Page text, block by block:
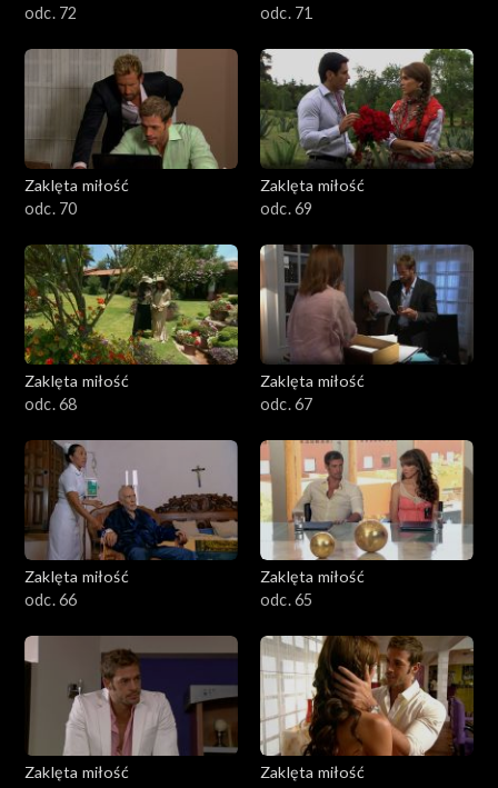
odc. 72
odc. 71
Zaklęta miłość
odc. 70
Zaklęta miłość
odc. 69
Zaklęta miłość
odc. 68
Zaklęta miłość
odc. 67
Zaklęta miłość
odc. 66
Zaklęta miłość
odc. 65
Zaklęta miłość
Zaklęta miłość